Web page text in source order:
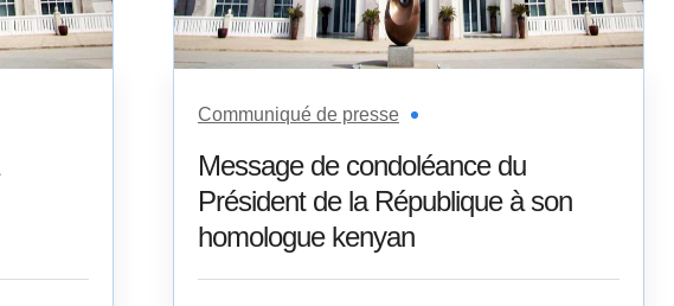
Communiqué de presse
Message de condoléance du
Président de la République à son
homologue kenyan